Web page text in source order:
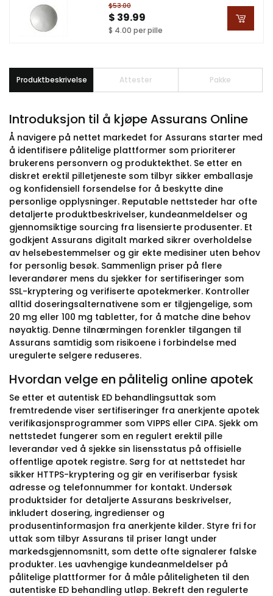
$53.00
$ 39.99
$ 4.00 per pille
Produktbeskrivelse Attester Pakke
Introduksjon til å kjøpe Assurans Online
Å navigere på nettet markedet for Assurans starter med
å identifisere pålitelige plattformer som prioriterer
brukerens personvern og produktekthet. Se etter en
diskret erektil pilletjeneste som tilbyr sikker emballasje
og konfidensiell forsendelse for å beskytte dine
personlige opplysninger. Reputable nettsteder har ofte
detaljerte produktbeskrivelser, kundeanmeldelser og
gjennomsiktige sourcing fra lisensierte produsenter. Et
godkjent Assurans digitalt marked sikrer overholdelse
av helsebestemmelser og gir ekte medisiner uten behov
for personlig besøk. Sammenlign priser på flere
leverandører mens du sjekker for sertifiseringer som
SSL-kryptering og verifiserte apotekmerker. Kontroller
alltid doseringsalternativene som er tilgjengelige, som
20 mg eller 100 mg tabletter, for å matche dine behov
nøyaktig. Denne tilnærmingen forenkler tilgangen til
Assurans samtidig som risikoene i forbindelse med
uregulerte selgere reduseres.
Hvordan velge en pålitelig online apotek
Se etter et autentisk ED behandlingsuttak som
fremtredende viser sertifiseringer fra anerkjente apotek
verifikasjonsprogrammer som VIPPS eller CIPA. Sjekk om
nettstedet fungerer som en regulert erektil pille
leverandør ved å sjekke sin lisensstatus på offisielle
offentlige apotek registre. Sørg for at nettstedet har
sikker HTTPS-kryptering og gir en verifiserbar fysisk
adresse og telefonnummer for kontakt. Undersøk
produktsider for detaljerte Assurans beskrivelser,
inkludert dosering, ingredienser og
produsentinformasjon fra anerkjente kilder. Styre fri for
uttak som tilbyr Assurans til priser langt under
markedsgjennomsnitt, som dette ofte signalerer falske
produkter. Les uavhengige kundeanmeldelser på
pålitelige plattformer for å måle påliteligheten til den
autentiske ED behandling utløp. Bekreft den regulerte